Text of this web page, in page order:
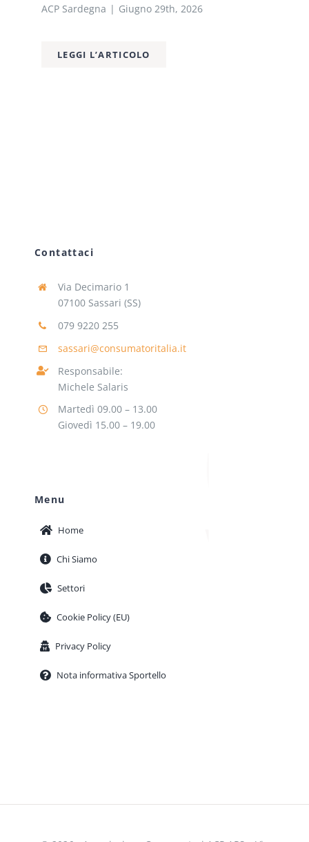
ACP Sardegna | Giugno 29th, 2026
LEGGI L’ARTICOLO
Contattaci
Via Decimario 1
07100 Sassari (SS)
079 9220 255
sassari@consumatoritalia.it
Responsabile:
Michele Salaris
Martedì 09.00 – 13.00
Giovedì 15.00 – 19.00
Menu
Home
Chi Siamo
Settori
Cookie Policy (EU)
Privacy Policy
Nota informativa Sportello